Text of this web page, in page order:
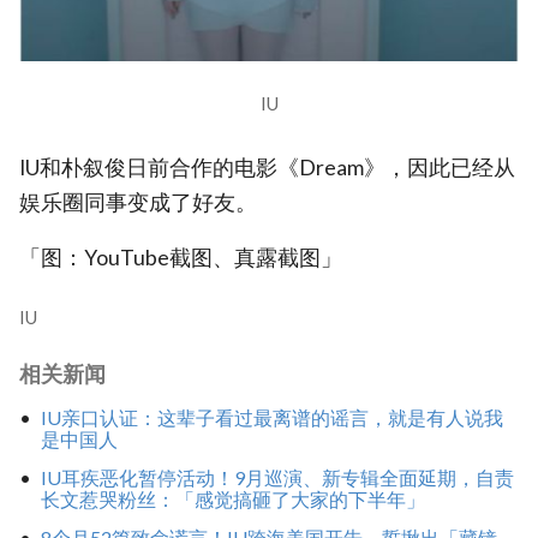
IU
IU和朴叙俊日前合作的电影《Dream》，因此已经从
娱乐圈同事变成了好友。
「图：YouTube截图、真露截图」
IU
相关新闻
IU亲口认证：这辈子看过最离谱的谣言，就是有人说我
是中国人
IU耳疾恶化暂停活动！9月巡演、新专辑全面延期，自责
长文惹哭粉丝：「感觉搞砸了大家的下半年」